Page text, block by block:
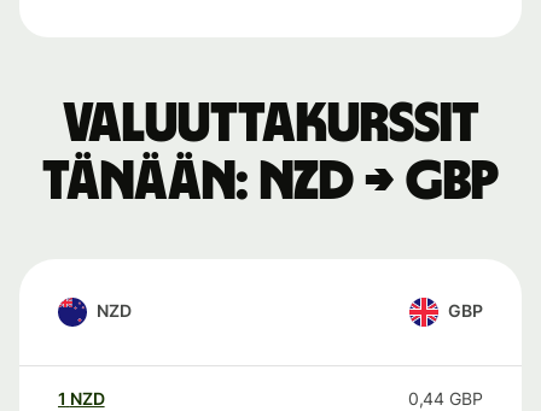
Valuuttakurssit
tänään: NZD → GBP
NZD GBP
1 NZD 0,44 GBP